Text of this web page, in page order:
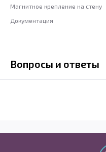
Магнитное крепление на стену
Документация
Вопросы и ответы